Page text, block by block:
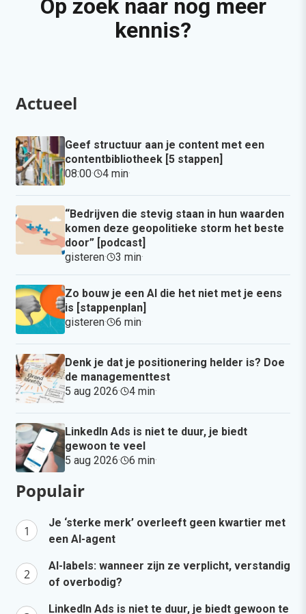
Op zoek naar nog meer
kennis?
Actueel
Geef structuur aan je content met een
contentbibliotheek [5 stappen]
08:00· 4 min·
“Bedrijven die stevig staan in hun waarden
komen deze geopolitieke storm het beste
door” [podcast]
gisteren· 3 min·
Zo bouw je een AI die het niet met je eens
is [stappenplan]
gisteren· 6 min·
Denk je dat je positionering helder is? Doe
de managementtest
5 aug 2026· 4 min·
LinkedIn Ads is niet te duur, je biedt
gewoon te veel
5 aug 2026· 6 min·
Populair
Je ‘sterke merk’ overleeft geen kwartier met
een AI-agent
AI-labels: wanneer zijn ze verplicht, verstandig
of overbodig?
LinkedIn Ads is niet te duur, je biedt gewoon te